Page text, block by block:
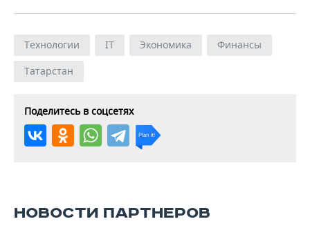
Технологии IT Экономика
Финансы
Татарстан
Поделитесь в соцсетях
НОВОСТИ ПАРТНЕРОВ